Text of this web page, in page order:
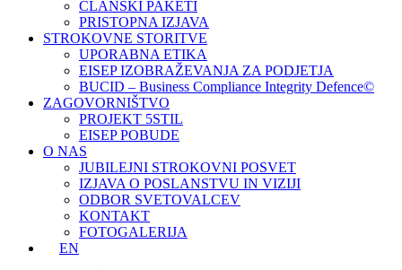
ČLANSKI PAKETI
PRISTOPNA IZJAVA
STROKOVNE STORITVE
UPORABNA ETIKA
EISEP IZOBRAŽEVANJA ZA PODJETJA
BUCID – Business Compliance Integrity Defence©
ZAGOVORNIŠTVO
PROJEKT 5STIL
EISEP POBUDE
O NAS
JUBILEJNI STROKOVNI POSVET
IZJAVA O POSLANSTVU IN VIZIJI
ODBOR SVETOVALCEV
KONTAKT
FOTOGALERIJA
EN